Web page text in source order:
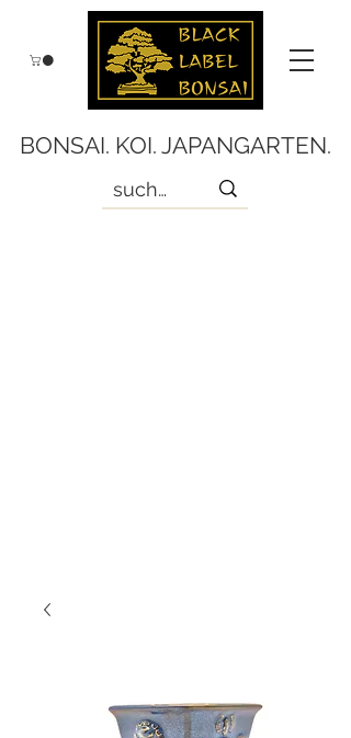
BONSAI. KOI. JAPANGARTEN.